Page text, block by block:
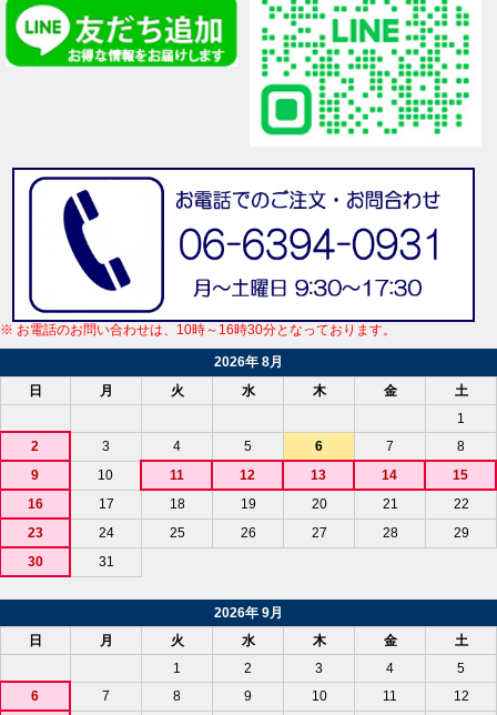
※ お電話のお問い合わせは、10時～16時30分となっております。
2026年 8月
日
月 火 水 木 金
土
1
2
3 4 5 6 7
8
9
10 11 12 13 14
15
16
17 18 19 20 21
22
23
24 25 26 27 28
29
30
31
2026年 9月
日
月 火 水 木 金
土
1
2 3 4
5
6
7 8 9 10 11
12